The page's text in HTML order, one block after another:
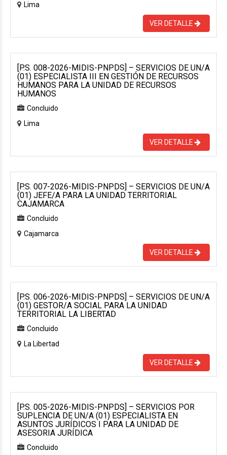
Lima
VER DETALLE
[P.S. 008-2026-MIDIS-PNPDS] – SERVICIOS DE UN/A
(01) ESPECIALISTA III EN GESTIÓN DE RECURSOS
HUMANOS PARA LA UNIDAD DE RECURSOS
HUMANOS
Concluido
Lima
VER DETALLE
[P.S. 007-2026-MIDIS-PNPDS] – SERVICIOS DE UN/A
(01) JEFE/A PARA LA UNIDAD TERRITORIAL
CAJAMARCA
Concluido
Cajamarca
VER DETALLE
[P.S. 006-2026-MIDIS-PNPDS] – SERVICIOS DE UN/A
(01) GESTOR/A SOCIAL PARA LA UNIDAD
TERRITORIAL LA LIBERTAD
Concluido
La Libertad
VER DETALLE
[P.S. 005-2026-MIDIS-PNPDS] – SERVICIOS POR
SUPLENCIA DE UN/A (01) ESPECIALISTA EN
ASUNTOS JURÍDICOS I PARA LA UNIDAD DE
ASESORIA JURÍDICA
Concluido